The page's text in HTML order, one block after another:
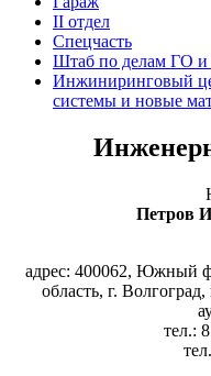
II отдел
Спецчасть
Штаб по делам ГО
Инжиниринговый
системы и новые
Петров
адрес: 400062, Южный
область, г.
тел.: